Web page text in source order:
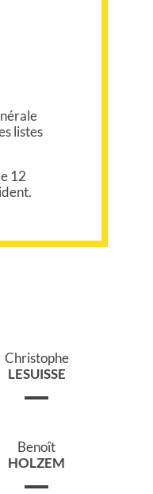
listes
12
Christophe
LESUISSE
Benoît
HOLZEM